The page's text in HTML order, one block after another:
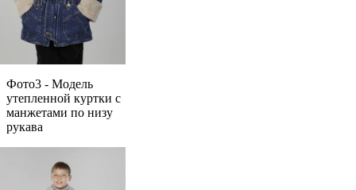
Фото3 - Модель
утепленной куртки с
манжетами по низу
рукава